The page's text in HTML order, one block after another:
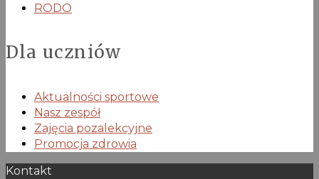
RODO
Dla uczniów
Aktualności sportowe
Nasz zespół
Zajęcia pozalekcyjne
Promocja zdrowia
Kontakt